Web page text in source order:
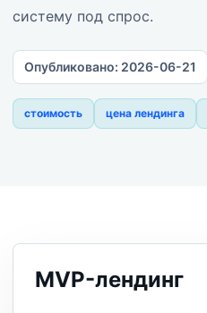
систему под спрос.
Опубликовано: 2026-06-21
стоимость цена лендинга
MVP-лендинг